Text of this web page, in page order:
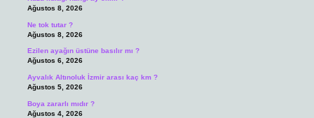
Ağustos 8, 2026
Ne tok tutar ?
Ağustos 8, 2026
Ezilen ayağın üstüne basılır mı ?
Ağustos 6, 2026
Ayvalık Altınoluk İzmir arası kaç km ?
Ağustos 5, 2026
Boya zararlı mıdır ?
Ağustos 4, 2026